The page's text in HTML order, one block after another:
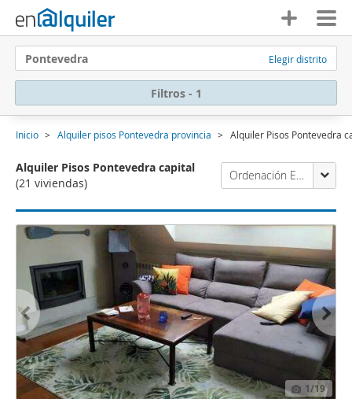
Pontevedra Elegir distrito
Filtros - 1
Inicio Alquiler pisos Pontevedra provincia Alquiler Pisos Pontevedra
Alquiler Pisos Pontevedra capital
(21 viviendas)
Ordenación Enalquiler
1/19